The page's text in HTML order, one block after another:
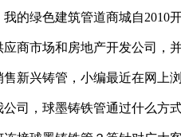
的绿色建筑管道商城自2010
应商市场和房地产开发公司，
售新兴铸管，小编最近在网上
公司，球墨铸铁管通过什么方